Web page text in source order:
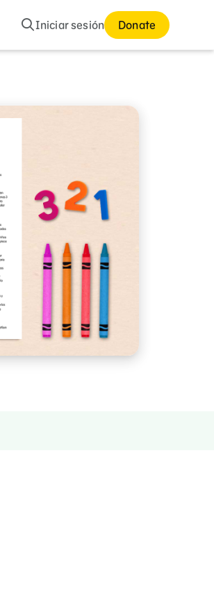
Buscar
Iniciar sesión Donate